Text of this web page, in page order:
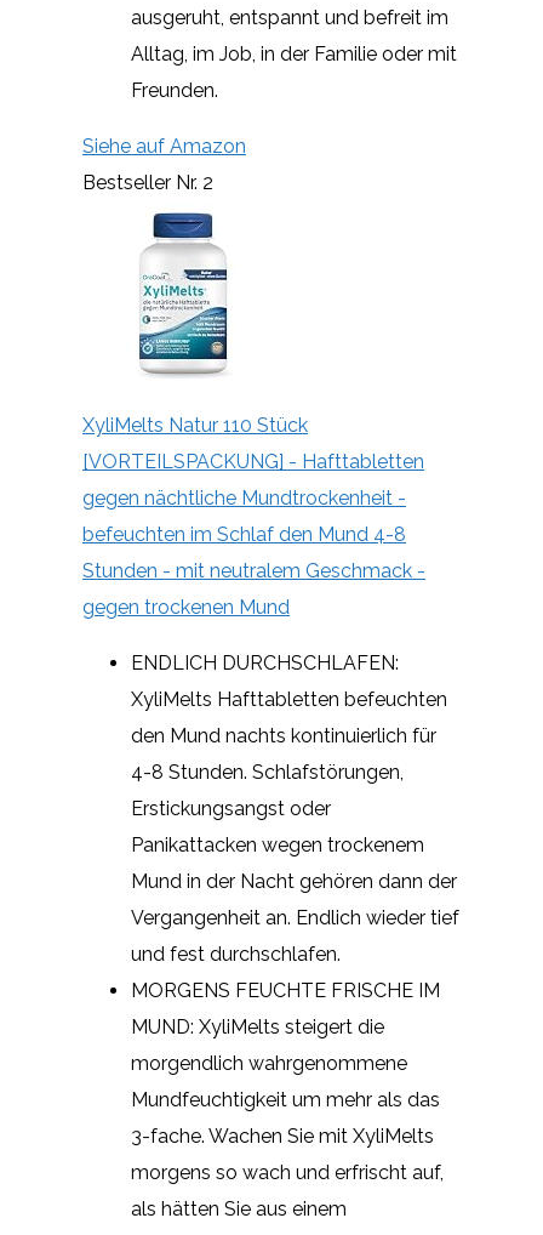
ausgeruht, entspannt und befreit im
Alltag, im Job, in der Familie oder mit
Freunden.
Siehe auf Amazon
Bestseller Nr. 2
XyliMelts Natur 110 Stück
[VORTEILSPACKUNG] - Hafttabletten
gegen nächtliche Mundtrockenheit -
befeuchten im Schlaf den Mund 4-8
Stunden - mit neutralem Geschmack -
gegen trockenen Mund
ENDLICH DURCHSCHLAFEN:
XyliMelts Hafttabletten befeuchten
den Mund nachts kontinuierlich für
4-8 Stunden. Schlafstörungen,
Erstickungsangst oder
Panikattacken wegen trockenem
Mund in der Nacht gehören dann der
Vergangenheit an. Endlich wieder tief
und fest durchschlafen.
MORGENS FEUCHTE FRISCHE IM
MUND: XyliMelts steigert die
morgendlich wahrgenommene
Mundfeuchtigkeit um mehr als das
3-fache. Wachen Sie mit XyliMelts
morgens so wach und erfrischt auf,
als hätten Sie aus einem